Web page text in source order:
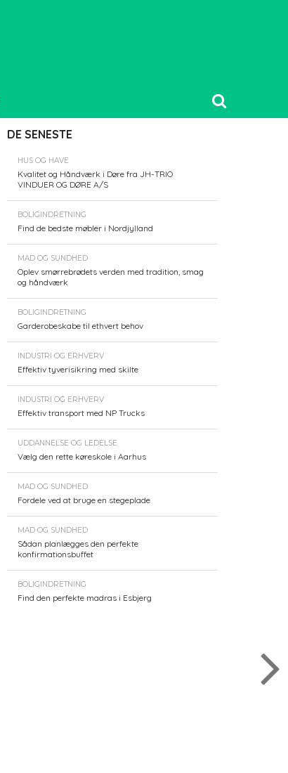
DE SENESTE
HUS OG HAVE
Kvalitet og Håndværk i Døre fra JH-TRIO
VINDUER OG DØRE A/S
BOLIGINDRETNING
Find de bedste møbler i Nordjylland
MAD OG SUNDHED
Oplev smørrebrødets verden med tradition, smag
og håndværk
BOLIGINDRETNING
Garderobeskabe til ethvert behov
INDUSTRI OG ERHVERV
Effektiv tyverisikring med skilte
INDUSTRI OG ERHVERV
Effektiv transport med NP Trucks
UDDANNELSE OG LEDELSE
Vælg den rette køreskole i Aarhus
MAD OG SUNDHED
Fordele ved at bruge en stegeplade
MAD OG SUNDHED
Sådan planlægges den perfekte
konfirmationsbuffet
BOLIGINDRETNING
Find den perfekte madras i Esbjerg